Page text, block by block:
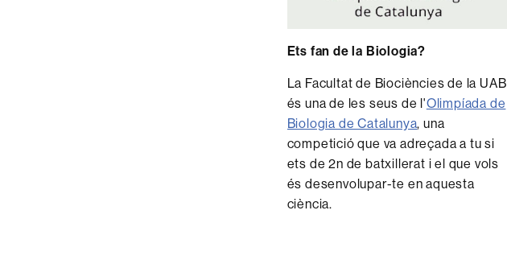
Ets fan de la Biologia?
La Facultat de Biociències de la UAB
és una de les seus de l'Olimpíada de
Biologia de Catalunya, una
competició que va adreçada a tu si
ets de 2n de batxillerat i el que vols
és desenvolupar-te en aquesta
ciència.